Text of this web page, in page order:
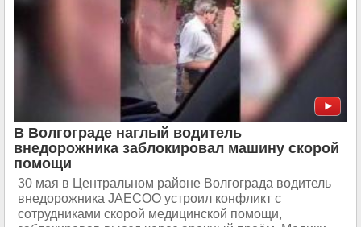
В Волгограде наглый водитель
внедорожника заблокировал машину скорой
помощи
30 мая в Центральном районе Волгограда водитель
внедорожника JAECOO устроил конфликт с
сотрудниками скорой медицинской помощи,